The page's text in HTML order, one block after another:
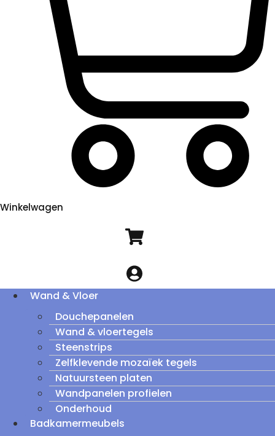
Winkelwagen
Wand & Vloer
Douchepanelen
Wand & vloertegels
Steenstrips
Zelfklevende mozaïek tegels
Natuursteen platen
Wandpanelen profielen
Onderhoud
Badkamermeubels